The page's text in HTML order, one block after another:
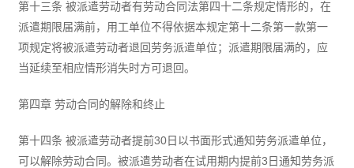
第十三条 被派遣劳动者有劳动合同法第四十二条规定情形的，在
派遣期限届满前，用工单位不得依据本规定第十二条第一款第一
项规定将被派遣劳动者退回劳务派遣单位；派遣期限届满的，应
当延续至相应情形消失时方可退回。
第四章 劳动合同的解除和终止
第十四条 被派遣劳动者提前30日以书面形式通知劳务派遣单位，
可以解除劳动合同。被派遣劳动者在试用期内提前3日通知劳务派